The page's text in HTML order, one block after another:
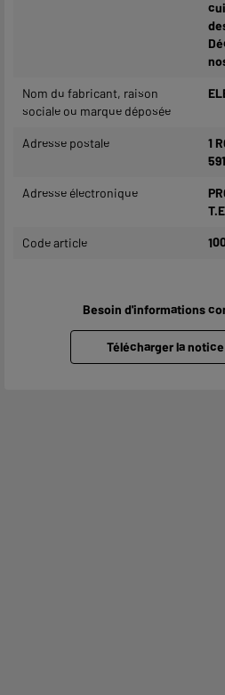
Nom du fabricant, raison
sociale ou marque déposée
Adresse postale
1
Adresse électronique
Code article
Besoin d'informations
Télécharger la